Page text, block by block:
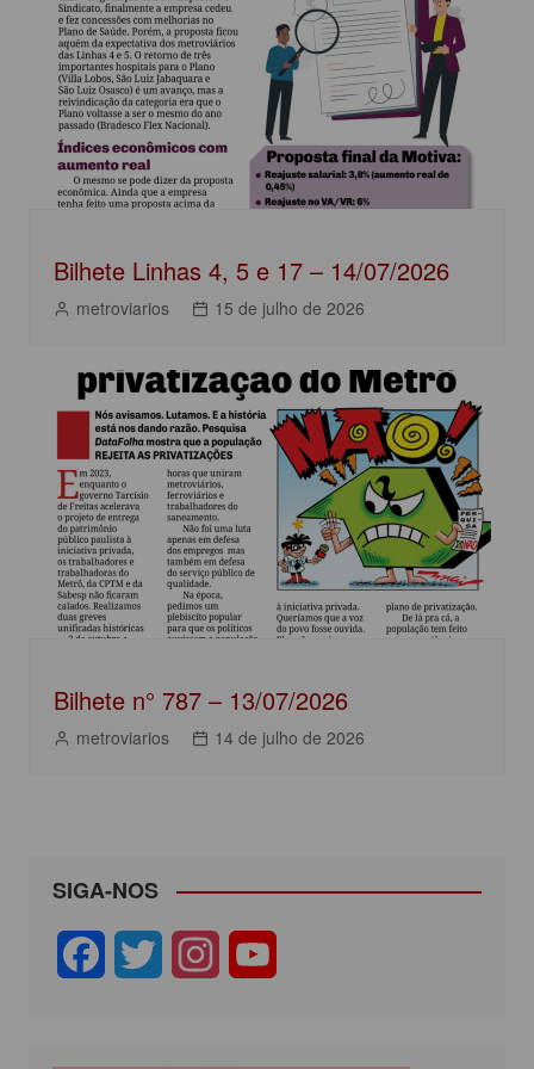
o
k
p
Bilhete Linhas 4, 5 e 17 – 14/07/2026
metroviarios 15 de julho de 2026
Bilhete n° 787 – 13/07/2026
metroviarios 14 de julho de 2026
SIGA-NOS